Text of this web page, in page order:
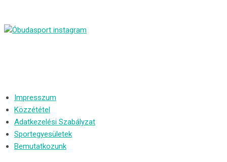
Impresszum
Közzététel
Adatkezelési Szabályzat
Sportegyesületek
Bemutatkozunk